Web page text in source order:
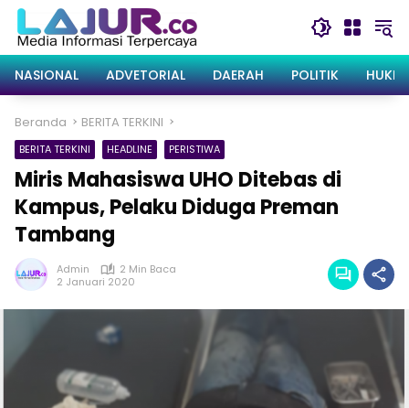
Langsung
konten
NASIONAL
ADVETORIAL DAERAH POLITIK
Beranda BERITA TERKINI
BERITA TERKINI HEADLINE PERISTIWA
Miris Mahasiswa UHO Ditebas di
Kampus, Pelaku Diduga Preman
Tambang
Admin
2 Min Baca
2 Januari 2020